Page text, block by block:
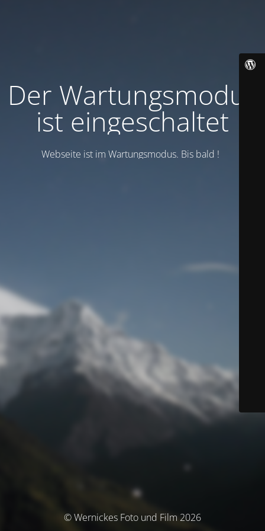
Der Wartungsmodus
ist eingeschaltet
Webseite ist im Wartungsmodus. Bis bald !
© Wernickes Foto und Film 2026